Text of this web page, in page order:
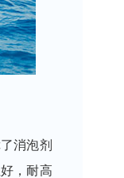
消泡剂
，耐高